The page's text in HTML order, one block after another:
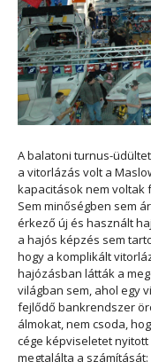
A balatoni turnus-
a vitorlázás volt a
kapacitások nem voltak
Sem minőségben sem
érkező új és használt
a hajós képzés sem
hogy a komplikált
hajózásban látták a
világban sem, ahol egy
fejlődő bankrendszer
álmokat, nem csoda,
cége képviseletet
megtalálta a